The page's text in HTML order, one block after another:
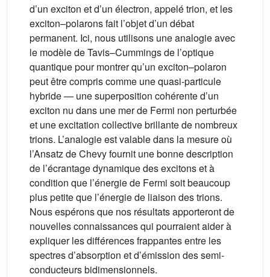
d’un exciton et d’un électron, appelé trion, et les
exciton–polarons fait l’objet d’un débat
permanent. Ici, nous utilisons une analogie avec
le modèle de Tavis–Cummings de l’optique
quantique pour montrer qu’un exciton–polaron
peut être compris comme une quasi-particule
hybride — une superposition cohérente d’un
exciton nu dans une mer de Fermi non perturbée
et une excitation collective brillante de nombreux
trions. L’analogie est valable dans la mesure où
l’Ansatz de Chevy fournit une bonne description
de l’écrantage dynamique des excitons et à
condition que l’énergie de Fermi soit beaucoup
plus petite que l’énergie de liaison des trions.
Nous espérons que nos résultats apporteront de
nouvelles connaissances qui pourraient aider à
expliquer les différences frappantes entre les
spectres d’absorption et d’émission des semi-
conducteurs bidimensionnels.